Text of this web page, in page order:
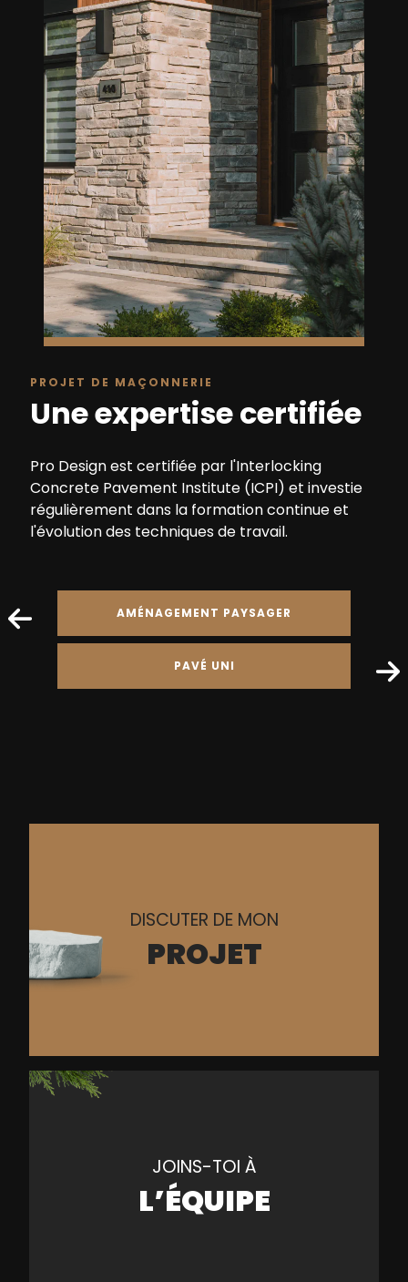
PROJET DE MAÇONNERIE
Une expertise certifiée
Pro Design est certifiée par l'Interlocking
Concrete Pavement Institute (ICPI) et investie
régulièrement dans la formation continue et
l'évolution des techniques de travail.
AMÉNAGEMENT PAYSAGER
PAVÉ UNI
DISCUTER DE MON
PROJET
JOINS-TOI À
L’ÉQUIPE